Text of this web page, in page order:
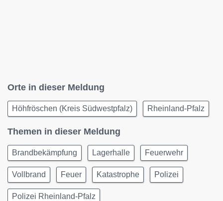
Orte in dieser Meldung
Höhfröschen (Kreis Südwestpfalz) Rheinland-Pfalz
Themen in dieser Meldung
Brandbekämpfung Lagerhalle Feuerwehr
Vollbrand Feuer Katastrophe Polizei
Polizei Rheinland-Pfalz